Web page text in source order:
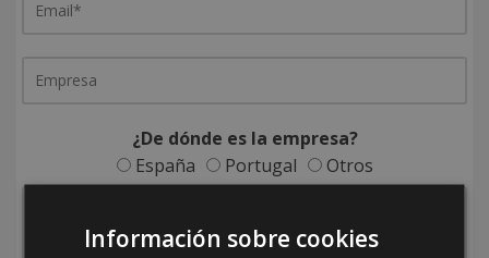
¿De dónde es la empresa?
España
Portugal Otros
Información sobre cookies